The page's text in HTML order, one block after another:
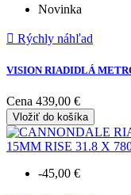
Novinka
 Rýchly náhľad
VISION RIADIDLÁ
Cena 439,00 €
Vložiť do košíka
-45,00 €